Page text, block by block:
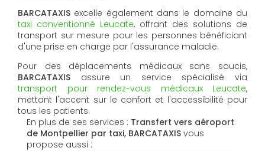
BARCATAXIS excelle également dans le domaine du
taxi conventionné Leucate, offrant des solutions de
transport sur mesure pour les personnes bénéficiant
d'une prise en charge par l'assurance maladie.
Pour des déplacements médicaux sans soucis,
BARCATAXIS assure un service spécialisé via
transport pour rendez-vous médicaux Leucate,
mettant l'accent sur le confort et l'accessibilité pour
tous les patients.
En plus de ses services : Transfert vers aéroport
de Montpellier par taxi, BARCATAXIS vous
propose aussi :